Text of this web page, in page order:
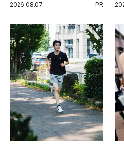
グ習慣。
2026.08.07 PR